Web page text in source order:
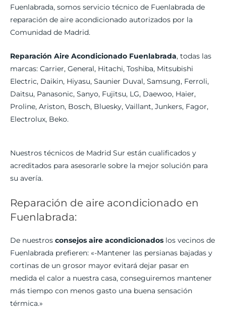
Fuenlabrada, somos servicio técnico de Fuenlabrada de
reparación de aire acondicionado autorizados por la
Comunidad de Madrid.
Reparación Aire Acondicionado Fuenlabrada, todas las
marcas: Carrier, General, Hitachi, Toshiba, Mitsubishi
Electric, Daikin, Hiyasu, Saunier Duval, Samsung, Ferroli,
Daitsu, Panasonic, Sanyo, Fujitsu, LG, Daewoo, Haier,
Proline, Ariston, Bosch, Bluesky, Vaillant, Junkers, Fagor,
Electrolux, Beko.
Nuestros técnicos de Madrid Sur están cualificados y
acreditados para asesorarle sobre la mejor solución para
su avería.
Reparación de aire acondicionado en
Fuenlabrada:
De nuestros consejos aire acondicionados los vecinos de
Fuenlabrada prefieren: «-Mantener las persianas bajadas y
cortinas de un grosor mayor evitará dejar pasar en
medida el calor a nuestra casa, conseguiremos mantener
más tiempo con menos gasto una buena sensación
térmica.»